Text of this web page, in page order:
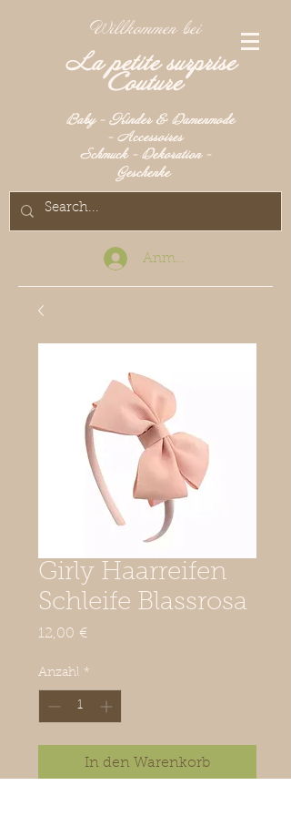
Willkommen bei
La petite surprise
Couture
Baby - Kinder & Damenmode
- Accessoires
Schmuck - Dekoration -
Geschenke
Anmelden
Girly Haarreifen
Schleife Blassrosa
12,00 €Preis
Anzahl *
In den Warenkorb